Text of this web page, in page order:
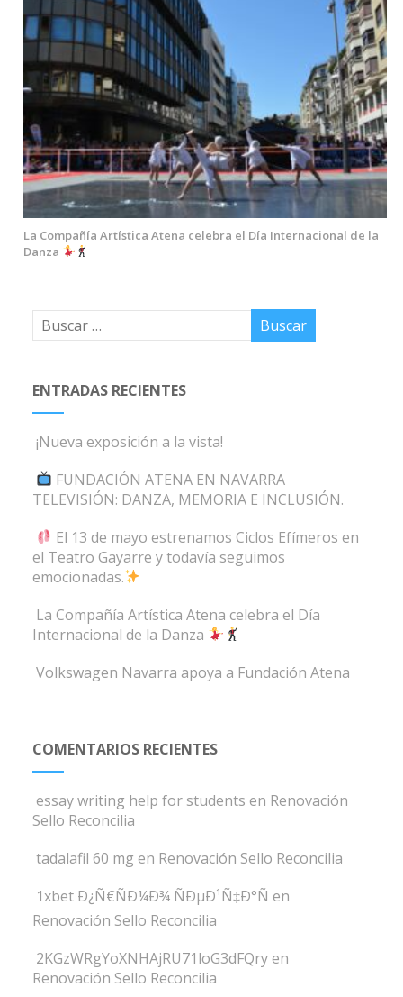
La Compañía Artística Atena celebra el Día Internacional de la
Danza
ENTRADAS RECIENTES
¡Nueva exposición a la vista!
FUNDACIÓN ATENA EN NAVARRA
TELEVISIÓN: DANZA, MEMORIA E INCLUSIÓN.
El 13 de mayo estrenamos Ciclos Efímeros en
el Teatro Gayarre y todavía seguimos
emocionadas.
La Compañía Artística Atena celebra el Día
Internacional de la Danza
Volkswagen Navarra apoya a Fundación Atena
COMENTARIOS RECIENTES
essay writing help for students en Renovación
Sello Reconcilia
tadalafil 60 mg en Renovación Sello Reconcilia
1xbet Ð¿Ñ€ÑÐ¼Ð¾ ÑÐµÐ¹Ñ‡Ð°Ñ en
Renovación Sello Reconcilia
2KGzWRgYoXNHAjRU71loG3dFQryen
Renovación Sello Reconcilia